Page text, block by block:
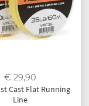
€ 29,90
Cast Flat Running
Line